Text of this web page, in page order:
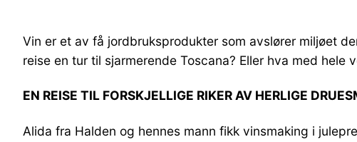
Vin er et av få jordbruksprodukter som avslører miljøet
reise en tur til sjarmerende Toscana? Eller hva med hele
EN REISE TIL FORSKJELLIGE RIKER AV HERLIGE
Alida fra Halden og hennes mann fikk vinsmaking i